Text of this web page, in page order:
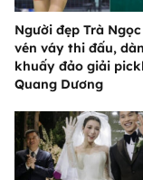
Người đẹp Trà
vén váy thi đấu,
khuấy đảo giải
Quang Dương